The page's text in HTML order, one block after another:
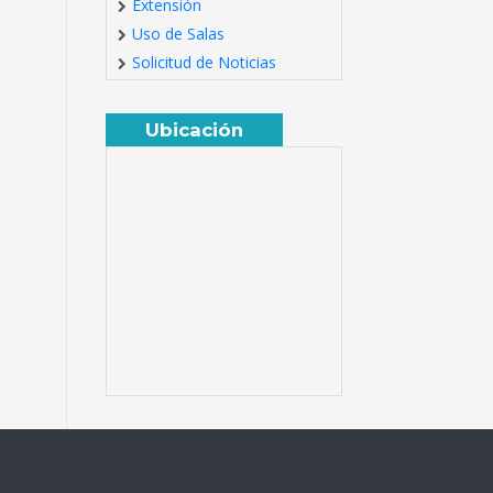
Extensión
Uso de Salas
Solicitud de Noticias
Ubicación